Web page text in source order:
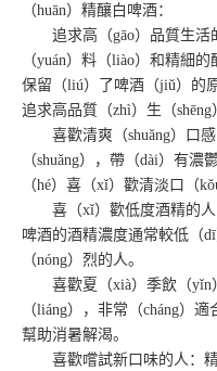
（huān）精釀白啤酒：
追求高（gāo）品質生活
（yuán）料（liào）和精細
保留（liú）了啤酒（jiǔ）的
追求高品質（zhì）生（shēng
喜歡清爽（shuǎng）口感
（shuǎng），帶（dài）有
（hé）喜（xǐ）歡清淡口（
喜（xǐ）歡低度酒精的人
啤酒的酒精濃度通常較低（
（nóng）烈的人。
喜歡夏（xià）季飲（yǐn
（liáng），非常（cháng）
幫助消暑解渴。
喜歡嚐試新口味的人：精